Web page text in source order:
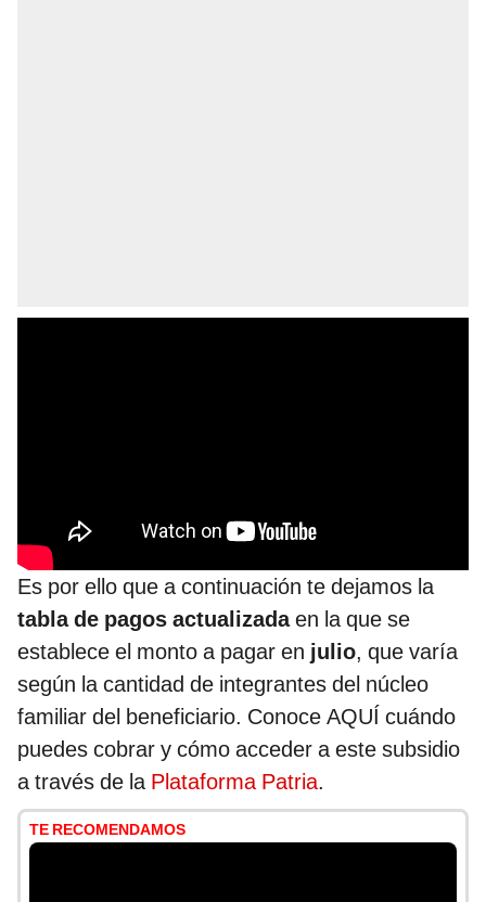
Es por ello que a continuación te dejamos la
tabla de pagos actualizadaen la que se
establece el monto a pagar en julio, que varía
según la cantidad de integrantes del núcleo
familiar del beneficiario. Conoce AQUÍ cuándo
puedes cobrar y cómo acceder a este subsidio
a través de la Plataforma Patria.
TE RECOMENDAMOS